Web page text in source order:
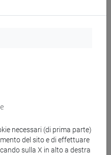
necessari (di prima parte)
del sito e di effettuare
sulla X in alto a destra